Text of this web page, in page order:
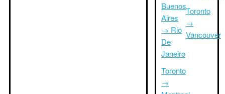
Buenos
Aires
→ Rio
De
Janeiro
Toronto
→
Toronto
→
Vancouver